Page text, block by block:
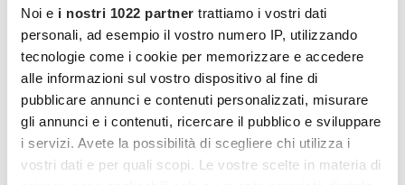
Noi e i nostri 1022 partner trattiamo i vostri dati
personali, ad esempio il vostro numero IP, utilizzando
tecnologie come i cookie per memorizzare e accedere
alle informazioni sul vostro dispositivo al fine di
pubblicare annunci e contenuti personalizzati, misurare
gli annunci e i contenuti, ricercare il pubblico e sviluppare
i servizi. Avete la possibilità di scegliere chi utilizza i
vostri dati e per quali scopi. Le vostre scelte in materia di
persone appassionate, piene di interessi e
gratitudine nei confronti della vita, per offrire
loro esperienze di socialità e risorse per vivere
al meglio.
PARTECIPA ANCHE TU